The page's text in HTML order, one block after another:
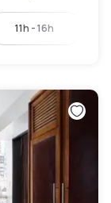
11h - 16h